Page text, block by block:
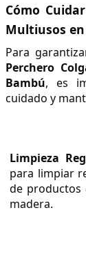
Cómo
Multiusos
Perchero
Bambú, es
cuidado y
Limpieza
para limpiar
de productos
madera.